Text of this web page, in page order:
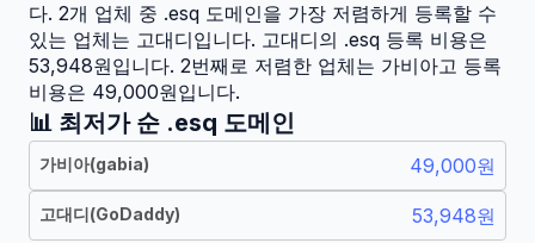
다. 2개 업체 중 .esq 도메인을 가장 저렴하게 등록할 수
있는 업체는 고대디입니다. 고대디의 .esq 등록 비용은
53,948원입니다. 2번째로 저렴한 업체는 가비아고 등록
비용은 49,000원입니다.
📊 최저가 순 .esq 도메인
가비아(gabia) 49,000원
고대디(GoDaddy) 53,948원